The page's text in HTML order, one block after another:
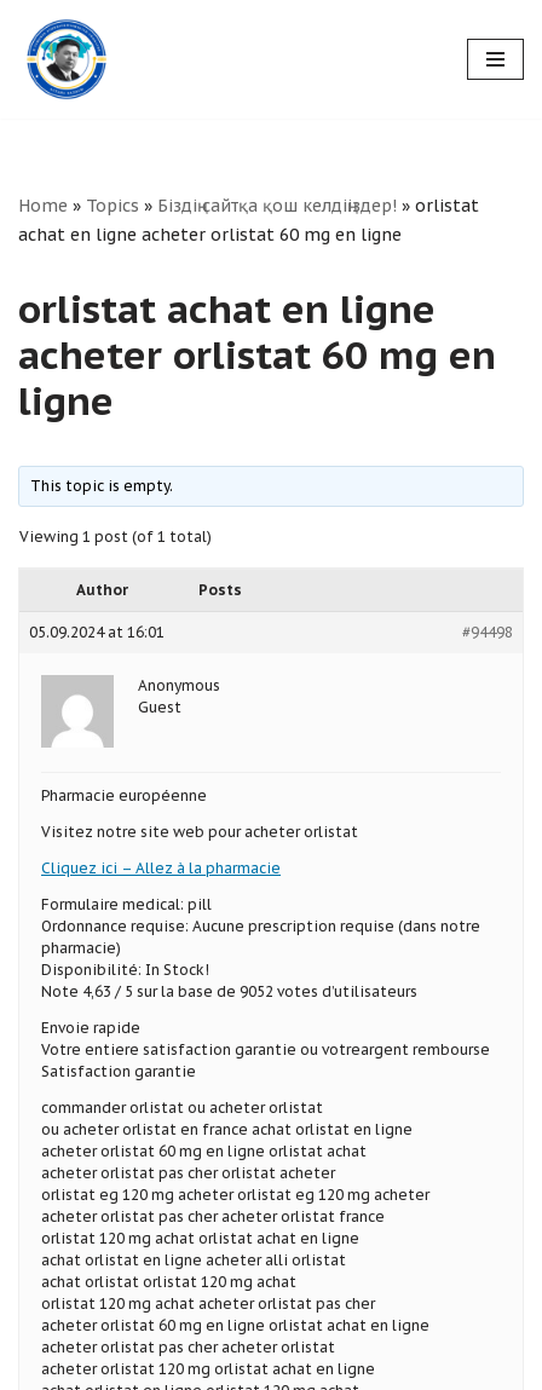
Skip
to
Home » Topics » Біздің сайтқа қош келдіңіздер! » orlistat
achat en ligne acheter orlistat 60 mg en ligne
orlistat achat en ligne
acheter orlistat 60 mg en
ligne
This topic is empty.
Viewing 1 post (of 1 total)
Author Posts
05.09.2024 at 16:01 #94498
Anonymous
Guest
Pharmacie européenne
Visitez notre site web pour acheter orlistat
Cliquez ici – Allez à la pharmacie
Formulaire medical: pill
Ordonnance requise: Aucune prescription requise (dans notre
pharmacie)
Disponibilité: In Stock!
Note 4,63 / 5 sur la base de 9052 votes d’utilisateurs
Envoie rapide
Votre entiere satisfaction garantie ou votreargent rembourse
Satisfaction garantie
commander orlistat ou acheter orlistat
ou acheter orlistat en france achat orlistat en ligne
acheter orlistat 60 mg en ligne orlistat achat
acheter orlistat pas cher orlistat acheter
orlistat eg 120 mg acheter orlistat eg 120 mg acheter
acheter orlistat pas cher acheter orlistat france
orlistat 120 mg achat orlistat achat en ligne
achat orlistat en ligne acheter alli orlistat
achat orlistat orlistat 120 mg achat
orlistat 120 mg achat acheter orlistat pas cher
acheter orlistat 60 mg en ligne orlistat achat en ligne
acheter orlistat pas cher acheter orlistat
acheter orlistat 120 mg orlistat achat en ligne